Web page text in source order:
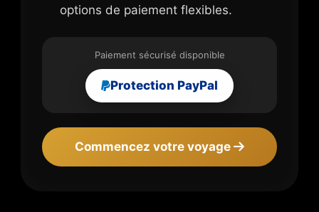
options de paiement flexibles.
Paiement sécurisé disponible
Protection PayPal
Commencez votre voyage